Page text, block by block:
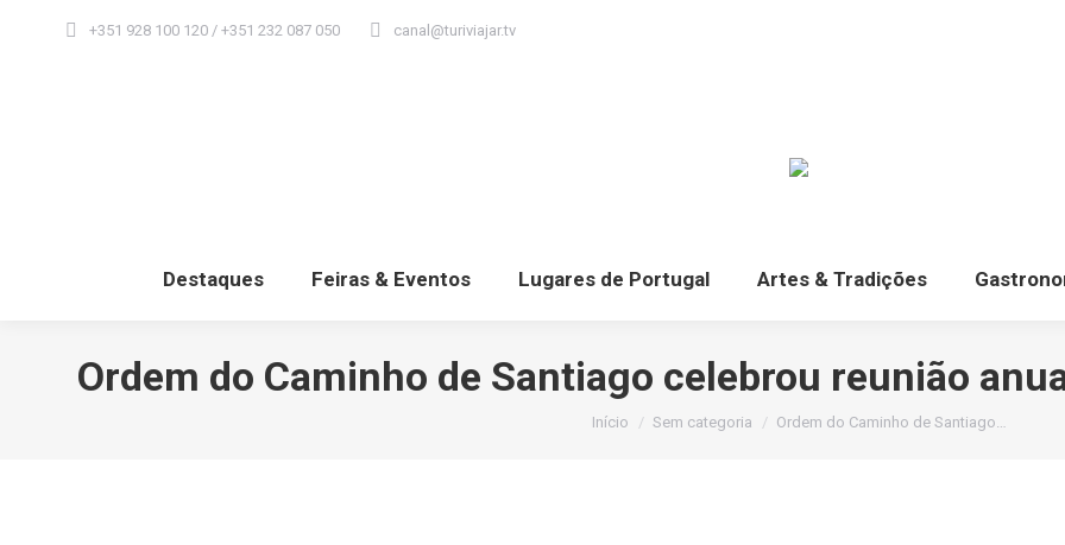
+351 928 100 120 / +351 232 087 050 canal@turiviajar.tv
Destaques Feiras & Eventos Lugares de Portugal Artes & Tradições
Ordem do Caminho de Santiago celebrou reunião
Você está aqui:
Início Sem categoria Ordem do Caminho de Santiago…